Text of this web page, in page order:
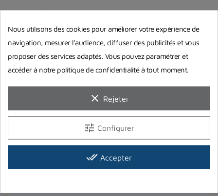
Guides d'achat
Nous utilisons des cookies pour améliorer votre expérience de
navigation, mesurer l’audience, diffuser des publicités et vous
proposer des services adaptés. Vous pouvez paramétrer et
accéder à notre politique de confidentialité à tout moment.
clear Rejeter
tune Configurer
done_all Accepter